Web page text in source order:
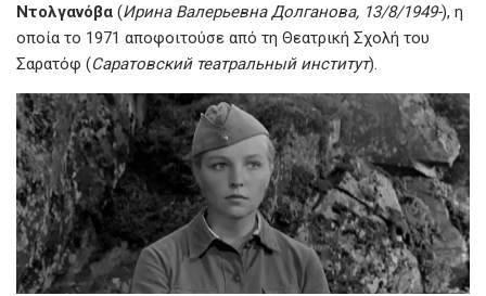
Ντολγανόβα (Ирина Валерьевна Долганова, 13/8/1949-), η
οποία το 1971 αποφοιτούσε από τη Θεατρική Σχολή του
Σαρατόφ (Саратовский театральный институт).